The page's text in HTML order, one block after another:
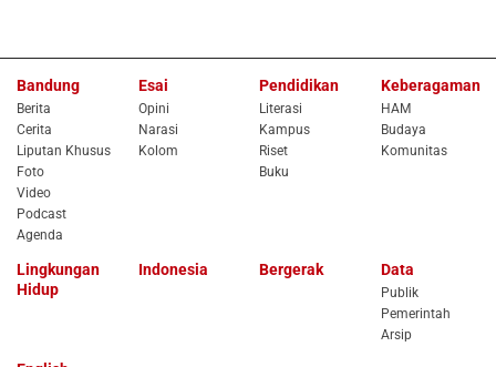
Bandung
Berita
Cerita
Liputan Khusus
Foto
Video
Podcast
Agenda
Esai
Opini
Narasi
Kolom
Pendidikan
Literasi
Kampus
Riset
Buku
Keberagaman
HAM
Budaya
Komunitas
Lingkungan
Hidup
Indonesia Bergerak Data
Publik
Pemerintah
Arsip